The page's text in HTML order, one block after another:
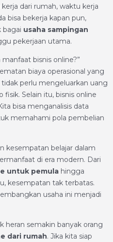
dari rumah, waktu kerja
bisa bekerja kapan pun,
bagai usaha sampingan
pekerjaan utama.
manfaat bisnis online?”
biaya operasional yang
perlu mengeluarkan uang
fisik. Selain itu, bisnis online
bisa menganalisis data
memahami pola pembelian
kesempatan belajar dalam
di era modern. Dari
untuk pemula hingga
kesempatan tak terbatas.
usaha ini menjadi
heran semakin banyak orang
dari rumah. Jika kita siap